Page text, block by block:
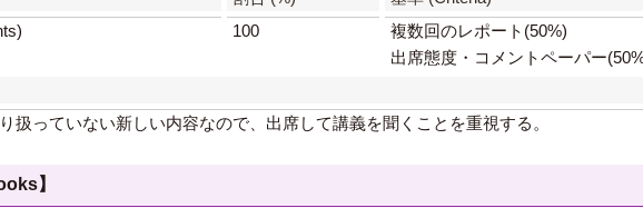
100
複数回のレポート(50%)
出席態度・コメントペーパー
扱っていない新しい内容なので、出席して講義を聞くことを重視する。
】